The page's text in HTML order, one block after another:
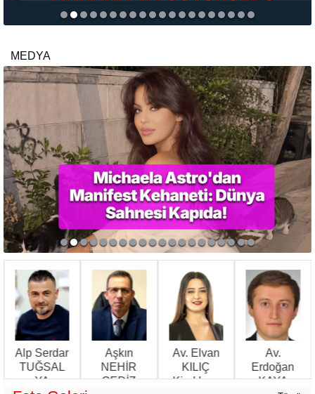
MEDYA
Alp Serdar
TUĞSAL
YA
Aşkın
NEHİR
GEDİZ
Av. Elvan
KILIÇ
Kiralık ev
Av.
Erdoğan
KAYA